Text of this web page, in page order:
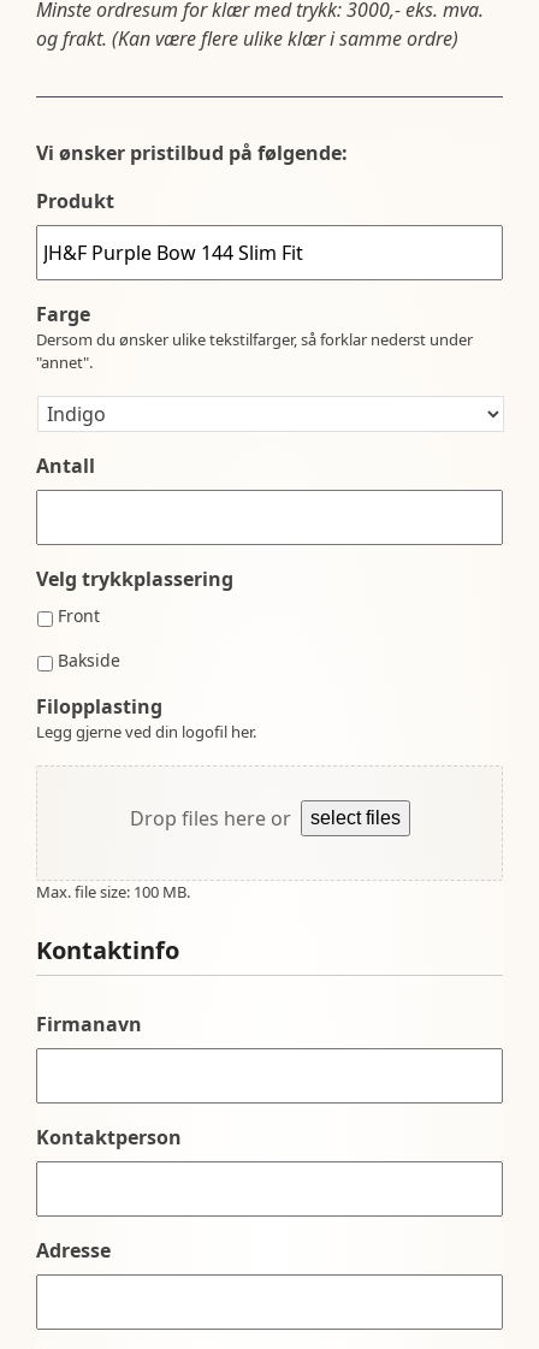
Minste ordresum for klær med trykk: 3000,- eks. mva.
og frakt. (Kan være flere ulike klær i samme ordre)
Vi ønsker pristilbud på følgende:
Produkt
Farge
Dersom du ønsker ulike tekstilfarger, så forklar nederst under
"annet".
Antall
Velg trykkplassering
Front
Bakside
Filopplasting
Legg gjerne ved din logofil her.
Drop files here or select files
Max. file size: 100 MB.
Kontaktinfo
Firmanavn
Kontaktperson
Adresse